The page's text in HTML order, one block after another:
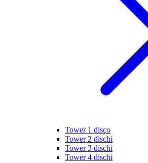
Tower 1 disco
Tower 2 dischi
Tower 3 dischi
Tower 4 dischi